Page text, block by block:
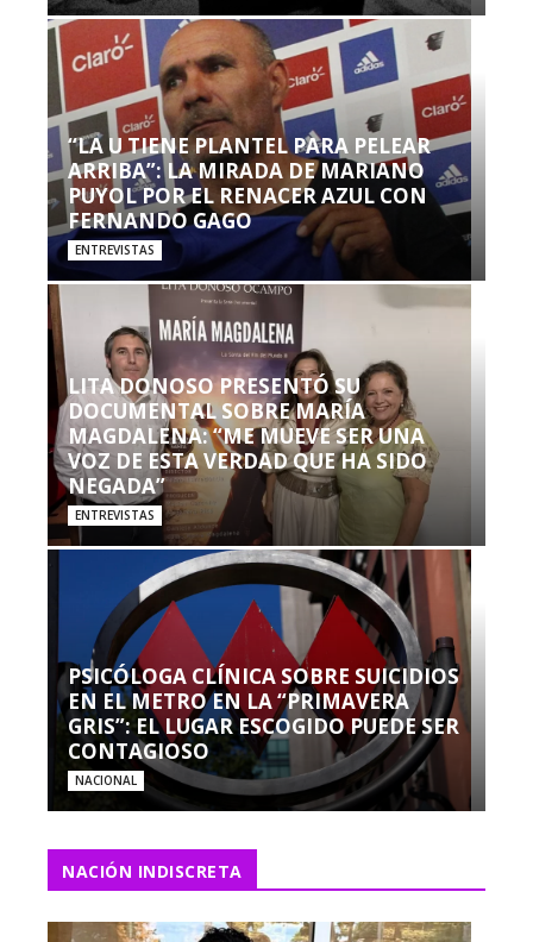
“LA U TIENE PLANTEL PARA PELEAR
ARRIBA”: LA MIRADA DE MARIANO
PUYOL POR EL RENACER AZUL CON
FERNANDO GAGO
ENTREVISTAS
LITA DONOSO PRESENTÓ SU
DOCUMENTAL SOBRE MARÍA
MAGDALENA: “ME MUEVE SER UNA
VOZ DE ESTA VERDAD QUE HA SIDO
NEGADA”
ENTREVISTAS
PSICÓLOGA CLÍNICA SOBRE SUICIDIOS
EN EL METRO EN LA “PRIMAVERA
GRIS”: EL LUGAR ESCOGIDO PUEDE SER
CONTAGIOSO
NACIONAL
NACIÓN INDISCRETA